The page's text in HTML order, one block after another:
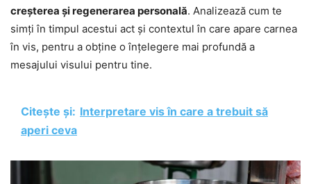
creșterea și regenerarea personală. Analizează cum te
simți în timpul acestui act și contextul în care apare carnea
în vis, pentru a obține o înțelegere mai profundă a
mesajului visului pentru tine.
Citește și: Interpretare vis în care a trebuit să
aperi ceva